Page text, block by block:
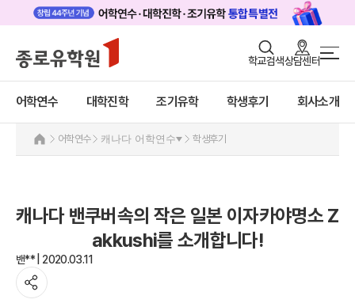
학교검색상담센터
어학연수 대학진학 조기유학 학생후기 회사소개
로그인 회원가입
어학연수
대학진학
조기/캠프
유학가이드
종로유학원
미국
캐나다
학생후기
프로모션
어학연수 캐나다 어학연수 학생후기
캐나다 밴쿠버속의 작은 일본 이자카야명소 Z
akkushi를 소개합니다!
밴** | 2020.03.11